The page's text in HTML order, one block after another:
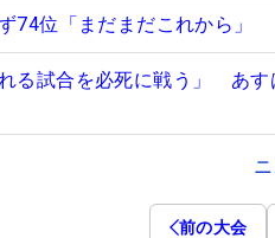
位「まだまだこれから」
る試合を必死に戦う」 あす
前の大会